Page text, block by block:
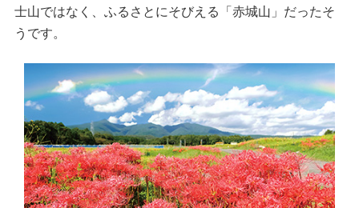
士山ではなく、ふるさとにそびえる「赤城山」だったそ
うです。